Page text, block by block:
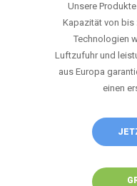
Unsere
Kapazität von bis
Technologien
Luftzufuhr und
aus Europa
einen